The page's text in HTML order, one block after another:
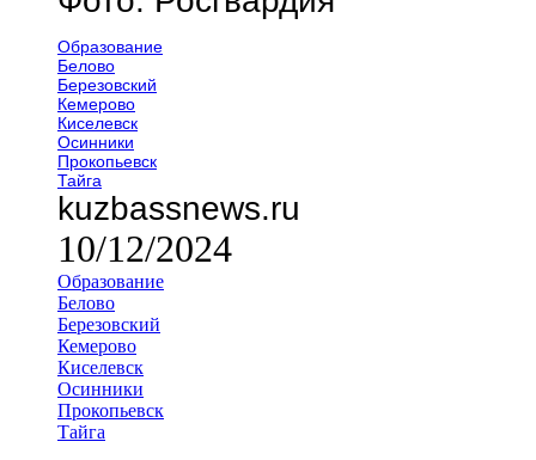
Образование
Белово
Березовский
Кемерово
Киселевск
Осинники
Прокопьевск
Тайга
kuzbassnews.ru
10/12/2024
Образование
Белово
Березовский
Кемерово
Киселевск
Осинники
Прокопьевск
Тайга